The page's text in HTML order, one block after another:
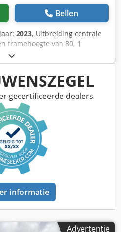
Bellen
2023, Uitbreiding centrale
framehoogte van 80, 1
risters 430, 1 paar HD-
voor STW / 35, 1 paar
D 500, gekarteld
Ucigsaea
gecertificeerde dealers
informatie
Advertentie